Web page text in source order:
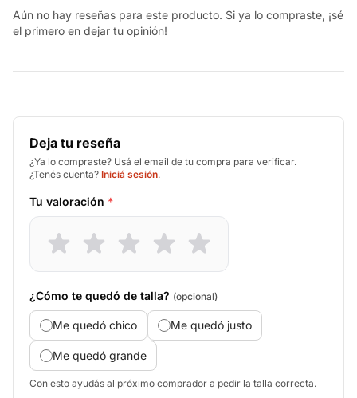
Aún no hay reseñas para este producto. Si ya lo compraste, ¡sé
el primero en dejar tu opinión!
Deja tu reseña
¿Ya lo compraste? Usá el email de tu compra para verificar.
¿Tenés cuenta? Iniciá sesión.
Tu valoración *
¿Cómo te quedó de talla? (opcional)
Me quedó chico Me quedó justo
Me quedó grande
Con esto ayudás al próximo comprador a pedir la talla correcta.